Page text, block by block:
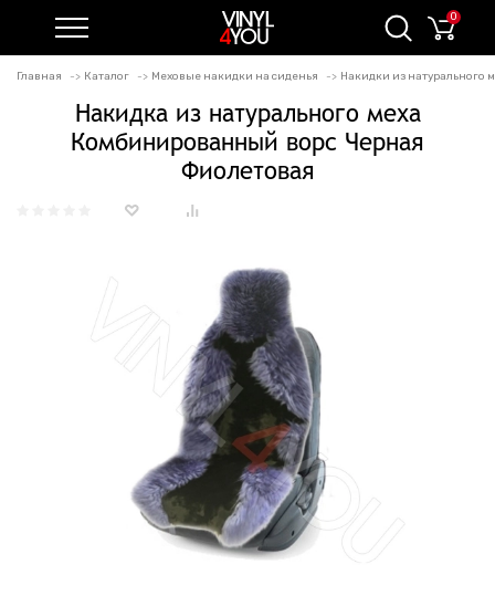
0
Главная Каталог Меховые накидки на сиденья Накидки из
Накидка из натурального меха
Комбинированный ворс Черная
Фиолетовая